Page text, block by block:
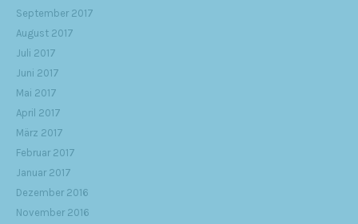
September 2017
August 2017
Juli 2017
Juni 2017
Mai 2017
April 2017
März 2017
Februar 2017
Januar 2017
Dezember 2016
November 2016